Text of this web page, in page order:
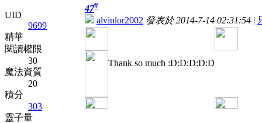
UID
9699
精華
閱讀權限
30
魔法資質
20
積分
303
靈子量
47#
alvinlor2002 發表於 2014-7-14 02:31:54 |
Thank so much :D:D:D:D:D